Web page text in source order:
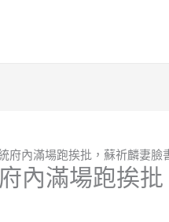
府內滿場跑挨批，蘇祈麟妻臉
內滿場跑挨